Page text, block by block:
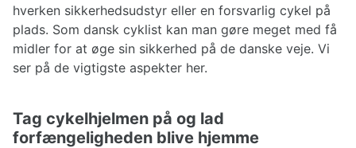
hverken sikkerhedsudstyr eller en forsvarlig cykel på
plads. Som dansk cyklist kan man gøre meget med få
midler for at øge sin sikkerhed på de danske veje. Vi
ser på de vigtigste aspekter her.
Tag cykelhjelmen på og lad
forfængeligheden blive hjemme